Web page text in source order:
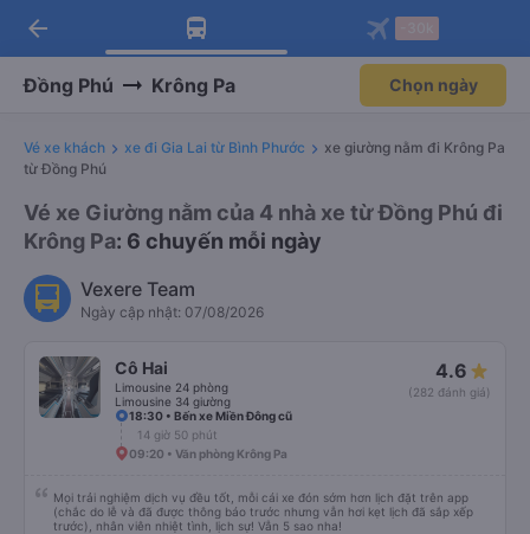
Tải app Vexere ngay!
Nhận ưu đãi thành viên độc
Mở app
Tải app Vexere
-30k/ghế khi đặt vé máy bay qua
Mở app
arrow_back
Đồng Phú Krông Pa Chọn ngày
Vé xe khách xe đi Gia Lai từ Bình Phước
xe giường nằm đi Krông Pa
từ Đồng Phú
Vé xe Giường nằm của 4 nhà xe từ Đồng Phú đi
Krông Pa: 6 chuyến mỗi ngày
Vexere Team
Ngày cập nhật: 07/08/2026
Cô Hai
Limousine 24 phòng
Limousine 34 giường
4.6
(282 đánh giá)
18:30 • Bến xe Miền Đông cũ
14 giờ 50 phút
09:20 • Văn phòng Krông Pa
Mọi trải nghiệm dịch vụ đều tốt, mỗi cái xe đón sớm hơn lịch đặt trên app
(chắc do lễ và đã được thông báo trước nhưng vẫn hơi kẹt lịch đã sắp xếp
trước), nhân viên nhiệt tình, lịch sự! Vẫn 5 sao nha!